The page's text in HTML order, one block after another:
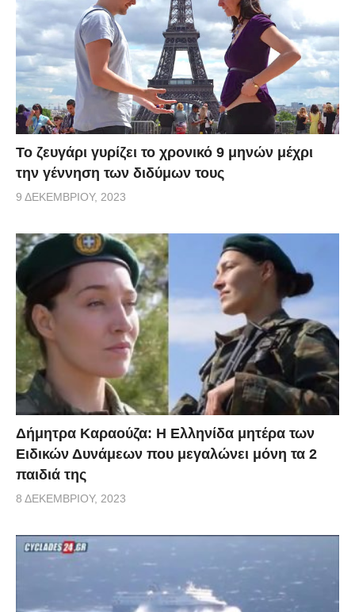
Το ζευγάρι γυρίζει το χρονικό 9 μηνών μέχρι
την γέννηση των διδύμων τους
9 ΔΕΚΕΜΒΡΊΟΥ, 2023
Δήμητρα Καραούζα: Η Ελληνίδα μητέρα των
Ειδικών Δυνάμεων που μεγαλώνει μόνη τα 2
παιδιά της
8 ΔΕΚΕΜΒΡΊΟΥ, 2023